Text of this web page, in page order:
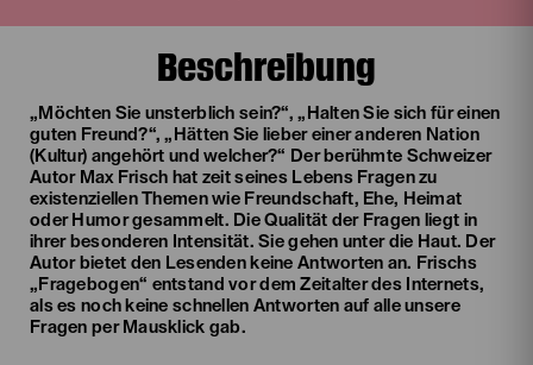
Beschreibung
„Möchten Sie unsterblich sein?“, „Halten Sie sich für einen
guten Freund?“, „Hätten Sie lieber einer anderen Nation
(Kultur) angehört und welcher?“ Der berühmte Schweizer
Autor Max Frisch hat zeit seines Lebens Fragen zu
existenziellen Themen wie Freundschaft, Ehe, Heimat
oder Humor gesammelt. Die Qualität der Fragen liegt in
ihrer besonderen Intensität. Sie gehen unter die Haut. Der
Autor bietet den Lesenden keine Antworten an. Frischs
„Fragebogen“ entstand vor dem Zeitalter des Internets,
als es noch keine schnellen Antworten auf alle unsere
Fragen per Mausklick gab.